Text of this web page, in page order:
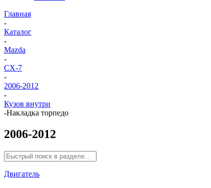
Главная
-
Каталог
-
Mazda
-
CX-7
-
2006-2012
-
Кузов внутри
-Накладка торпедо
2006-2012
Двигатель